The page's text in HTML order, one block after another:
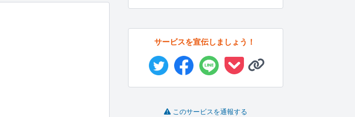
サービスを宣伝しましょう！
このサービスを通報する